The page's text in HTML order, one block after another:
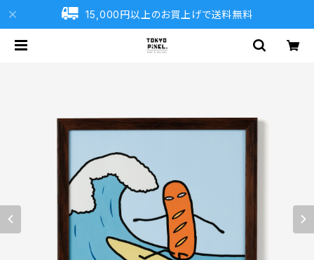
15,000円以上のお買上げで送料無料